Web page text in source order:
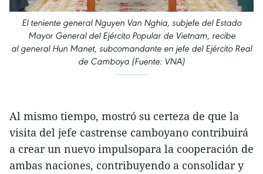
El teniente general Nguyen Van Nghia, subjefe del Estado
Mayor General del Ejército Popular de Vietnam, recibe
al general Hun Manet, subcomandante en jefe del Ejército Real
de Camboya (Fuente: VNA)
Al mismo tiempo, mostró su certeza de que la
visita del jefe castrense camboyano contribuirá
a crear un nuevo impulsopara la cooperación de
ambas naciones, contribuyendo a consolidar y